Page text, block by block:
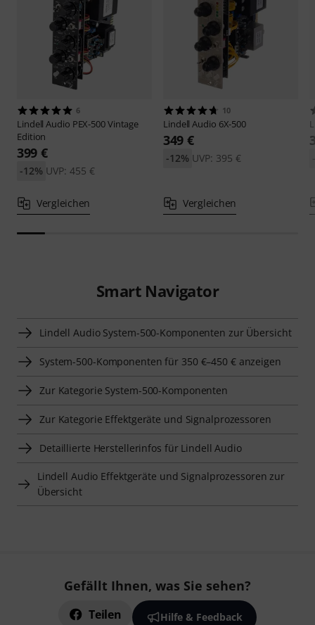
6
Lindell Audio PEX-500 Vintage
Edition
399 €
UVP: 455 €
-12%
Vergleichen
10
Lindell Audio 6X-500
349 €
UVP: 395 €
-12%
Vergleichen
Smart Navigator
Lindell Audio System-500-Komponenten zur Übersicht
System-500-Komponenten für 350 €–450 € anzeigen
Zur Kategorie System-500-Komponenten
Zur Kategorie Effektgeräte und Signalprozessoren
Detaillierte Herstellerinfos für Lindell Audio
Lindell Audio Effektgeräte und Signalprozessoren zur
Übersicht
Gefällt Ihnen, was Sie sehen?
Teilen Hilfe & Feedback